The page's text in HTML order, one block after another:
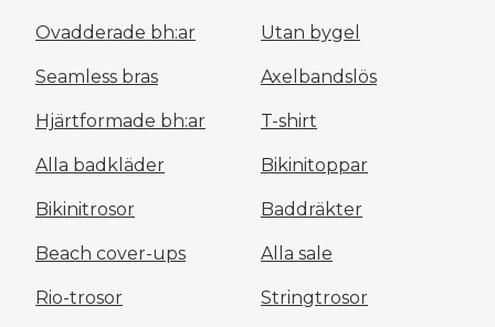
Ovadderade bh:ar Utan bygel
Seamless bras Axelbandslös
Hjärtformade bh:ar T-shirt
Alla badkläder Bikinitoppar
Bikinitrosor Baddräkter
Beach cover-ups Alla sale
Rio-trosor Stringtrosor